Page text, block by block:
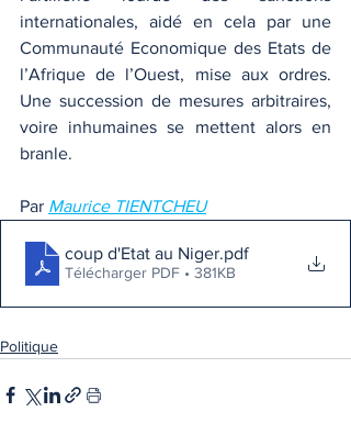
internationales, aidé en cela par une
Communauté Economique des Etats de
l’Afrique de l’Ouest, mise aux ordres.
Une succession de mesures arbitraires,
voire inhumaines se mettent alors en
branle.
Par Maurice TIENTCHEU
coup d'Etat au Niger.pdf
Télécharger PDF • 381KB
Politique